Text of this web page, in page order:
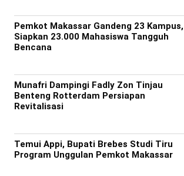
Pemkot Makassar Gandeng 23 Kampus,
Siapkan 23.000 Mahasiswa Tangguh
Bencana
Munafri Dampingi Fadly Zon Tinjau
Benteng Rotterdam Persiapan
Revitalisasi
Temui Appi, Bupati Brebes Studi Tiru
Program Unggulan Pemkot Makassar